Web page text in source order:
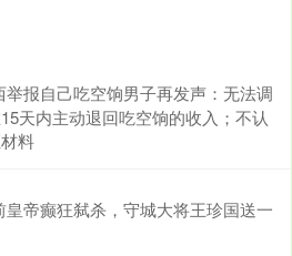
报自己吃空饷男子再发声：无法调
天内主动退回吃空饷的收入；不认
料
帝癫狂弑杀，守城大将王珍国送一